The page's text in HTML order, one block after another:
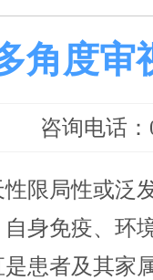
角度审
咨询电话：
限局性或泛
身免疫、环
患者及其家